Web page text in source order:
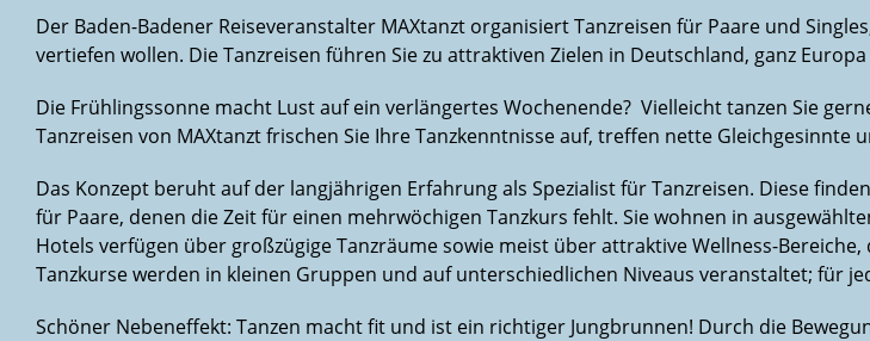
Der Baden-Badener Reiseveranstalter MAXtanzt organisiert Tanzreisen für Paare und
vertiefen wollen. Die Tanzreisen führen Sie zu attraktiven Zielen in Deutschland, ganz
Die Frühlingssonne macht Lust auf ein verlängertes Wochenende? Vielleicht tanzen Sie
Tanzreisen von MAXtanzt frischen Sie Ihre Tanzkenntnisse auf, treffen nette Gleichgesinnte
Das Konzept beruht auf der langjährigen Erfahrung als Spezialist für Tanzreisen. Diese
für Paare, denen die Zeit für einen mehrwöchigen Tanzkurs fehlt. Sie wohnen in
Hotels verfügen über großzügige Tanzräume sowie meist über attraktive Wellness-
Tanzkurse werden in kleinen Gruppen und auf unterschiedlichen Niveaus veranstaltet; für
Schöner Nebeneffekt: Tanzen macht fit und ist ein richtiger Jungbrunnen! Durch die